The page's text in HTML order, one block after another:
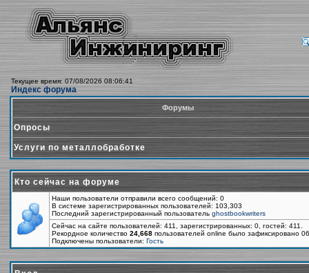
Текущее время: 07/08/2026 08:06:41
Индекс форума
Форумы
Опросы
Услуги по металлобработке
Кто сейчас на форуме
Наши пользователи отправили всего сообщений: 0
В системе зарегистрированных пользователей: 103,303
Последний зарегистрированный пользователь ghostbookwriters
Сейчас на сайте пользователей: 411, зарегистрированных: 0, гостей:
Рекордное количество 24,668 пользователей online было зафиксировано
Подключены пользователи: Гость